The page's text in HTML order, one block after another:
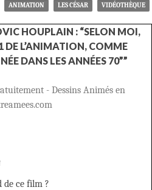
ANIMATION LES CÉSAR VIDÉOTHÈQUE
HOUPLAIN : “SELON MOI,
DE L’ANIMATION, COMME
DANS LES ANNÉES 70””
- Dessins Animés en
de ce film ?